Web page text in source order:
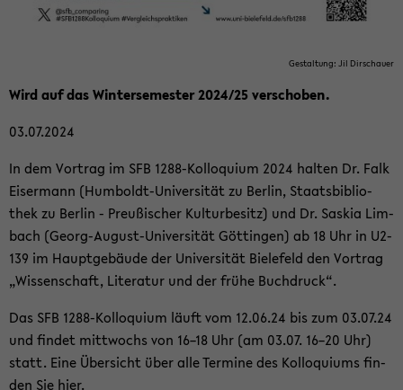
Ge­stal­tung: Jil Dir­schau­er
Wird auf das Win­ter­se­mes­ter 2024/25 ver­scho­ben.
03.07.2024
In dem Vor­trag im SFB 1288-​Kolloquium 2024 hal­ten Dr. Falk
Eis­er­mann (Humboldt-​Universität zu Ber­lin, Staats­bi­blio­
thek zu Ber­lin - Preu­ßi­scher Kul­tur­be­sitz) und Dr. Sas­kia Lim­
bach (Georg-​August-Universität Göt­tin­gen) ab 18 Uhr in U2-​
139 im Haupt­ge­bäu­de der Uni­ver­si­tät Bie­le­feld den Vor­trag
„Wis­sen­schaft, Li­te­ra­tur und der frühe Buch­druck“.
Das SFB 1288-​Kolloquium läuft vom 12.06.24 bis zum 03.07.24
und fin­det mitt­wochs von 16–18 Uhr (am 03.07. 16–20 Uhr)
statt. Eine Über­sicht über alle Ter­mi­ne des Kol­lo­qui­ums fin­
den Sie hier.